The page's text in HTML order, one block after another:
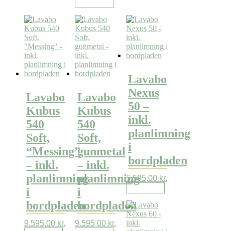
Lavabo
Kubus
540
Soft,
“Messing”
– inkl.
planlimning
i
bordpladen
9.595,00 kr.
Lavabo
Kubus
540
Soft,
gunmetal
– inkl.
planlimning
i
bordpladen
9.595,00 kr.
Lavabo
Nexus
50 –
inkl.
planlimning
i
bordpladen
5.595,00 kr.
Læs mere